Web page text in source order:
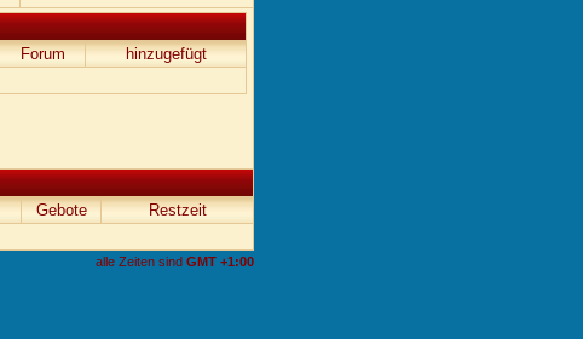
Forum
hinzugefügt
Gebote
Restzeit
alle Zeiten sind GMT +1:00